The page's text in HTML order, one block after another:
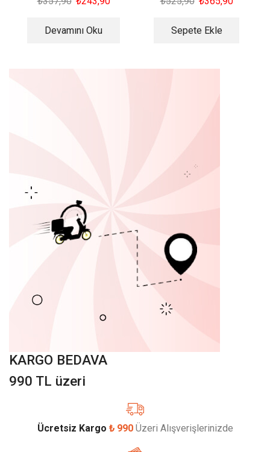
Devamını Oku Sepete Ekle
KARGO BEDAVA
990 TL üzeri
Ücretsiz Kargo ₺ 990Üzeri Alışverişlerinizde